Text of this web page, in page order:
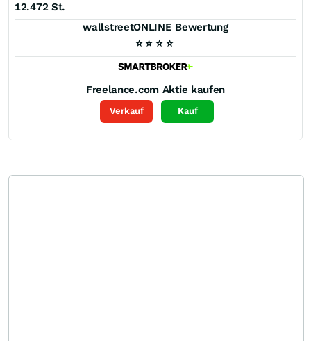
12.472 St.
wallstreetONLINE Bewertung
⭐ ⭐ ⭐ ⭐
Freelance.com Aktie kaufen
Verkauf Kauf